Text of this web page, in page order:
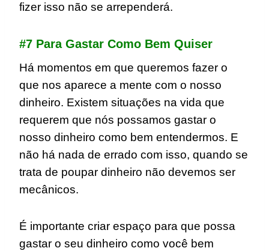
fizer isso não se arrependerá.
#7 Para Gastar Como Bem Quiser
Há momentos em que queremos fazer o
que nos aparece a mente com o nosso
dinheiro. Existem situações na vida que
requerem que nós possamos gastar o
nosso dinheiro como bem entendermos. E
não há nada de errado com isso, quando se
trata de poupar dinheiro não devemos ser
mecânicos.
É importante criar espaço para que possa
gastar o seu dinheiro como você bem